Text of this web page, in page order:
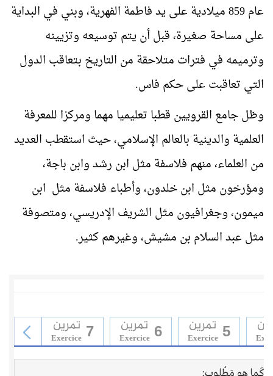
عام 859 ميلادية على يد فاطمة الفهرية، وبني في البداية
على مساحة صغيرة، قبل أن يتم توسيعه وتزيينه
وترميمه في فترات متلاحقة من التاريخ بتعاقب الدول
التي تعاقبت على حكم فاس.
وظل جامع القرويين قطبا تعليميا مهما ومركزا للمعرفة
العلمية والدينية بالعالم الإسلامي، حيث استقطب العديد
من العلماء، منهم فلاسفة مثل ابن رشد وابن باجة،
ومؤرخون مثل ابن خلدون، وأطباء فلاسفة مثل ابن
ميمون، وجغرافيون مثل الشريف الإدريسي، ومتصوفة
مثل عبد السلام بن مشيش، وغيرهم كثير.